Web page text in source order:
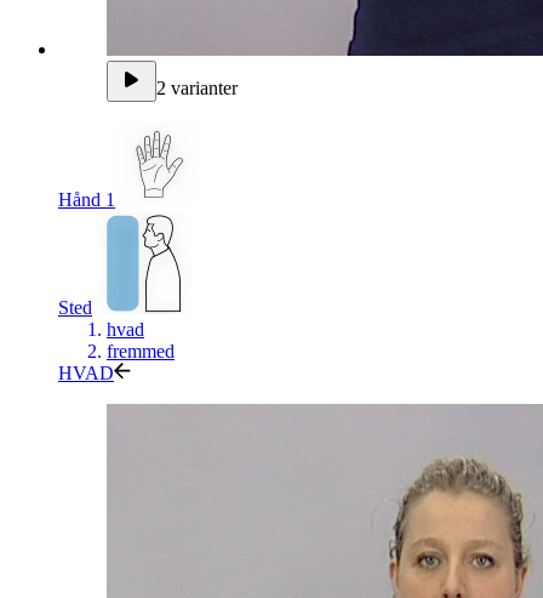
2 varianter
Hånd 1
Sted
hvad
fremmed
HVAD